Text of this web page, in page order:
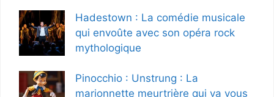
Hadestown : La comédie musicale
qui envoûte avec son opéra rock
mythologique
Pinocchio : Unstrung : La
marionnette meurtrière qui va vous